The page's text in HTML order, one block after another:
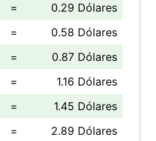
=
0.29 Dólares
=
0.58 Dólares
=
0.87 Dólares
=
1.16 Dólares
=
1.45 Dólares
=
2.89 Dólares